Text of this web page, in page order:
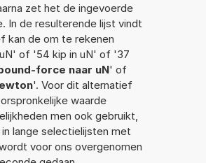
zet het de ingevoerde
In de resulterende lijst vindt
kan de om te rekenen
of '54 kip in uN' of '37
force naar uN' of
'. Voor dit alternatief
waarde
men ook gebruikt,
lange selectielijsten met
voor ons overgenomen